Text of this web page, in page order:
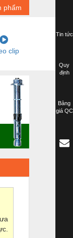
phẩm
clip
Tin tức
Quy
định
Bảng
giá QC